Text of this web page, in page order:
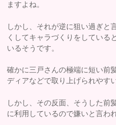
ますよね。
しかし、それが逆に狙い過ぎと
くしてキャラづくりをしている
いるそうです。
確かに三戸さんの極端に短い前
ディアなどで取り上げられやす
しかし、その反面、そうした前
に利用しているので嫌いと言わ